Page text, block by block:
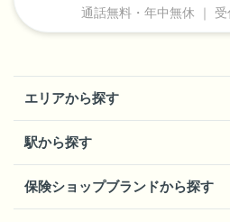
通話無料・年中無休 ｜
エリアから探す
駅から探す
保険ショップブランドから探す